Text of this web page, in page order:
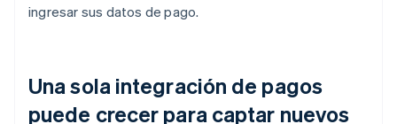
ingresar sus datos de pago.
Una sola integración de pagos
puede crecer para captar nuevos